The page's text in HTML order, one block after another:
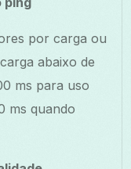
por carga ou
abaixo de
ms para uso
ms quando